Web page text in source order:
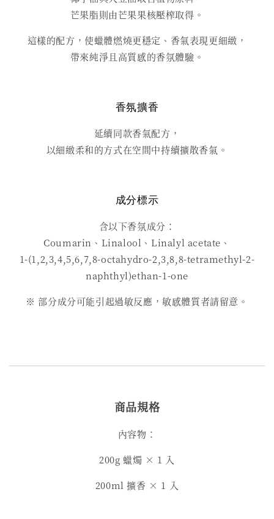
芒果脂則由芒果果核壓榨取得。
這樣的配方，使蠟體燃燒更穩定、香氣表現更細緻，
帶來純淨且高質感的香氛體驗。
香氛擴香
延續同款香氣配方，
以細緻柔和的方式在空間中持續擴散香氣。
成分標示
含以下香氛成分：
Coumarin、Linalool、Linalyl acetate、
1-(1,2,3,4,5,6,7,8-octahydro-2,3,8,8-tetramethyl-2-
naphthyl)ethan-1-one
※ 部分成分可能引起過敏反應，敏感體質者請留意。
商品規格
內容物：
200g 蠟燭 × 1 入
200ml 擴香 × 1 入